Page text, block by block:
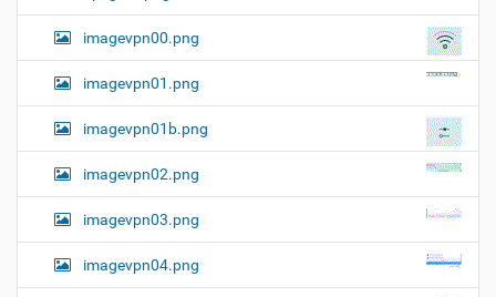
imagevpn00.png
imagevpn01.png
imagevpn01b.png
imagevpn02.png
imagevpn03.png
imagevpn04.png